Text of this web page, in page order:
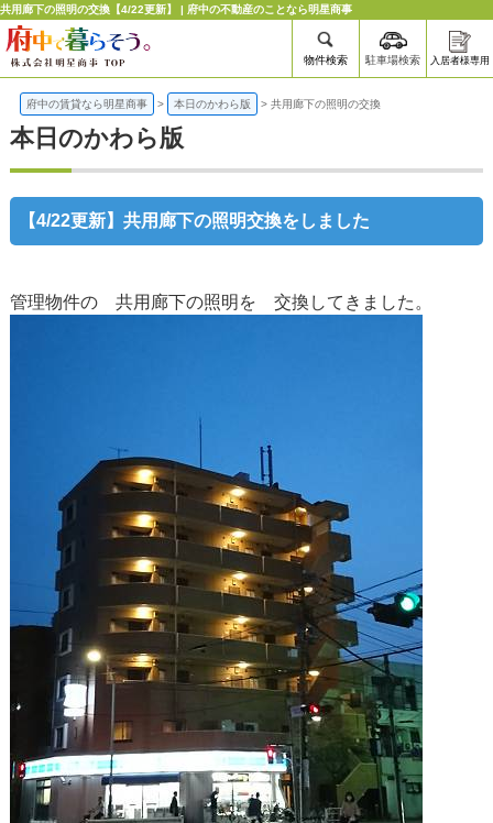
共用廊下の照明の交換【4/22更新】 | 府中の不動産のことなら明星商事
物件検索 駐車場検索 入居者様専用
府中の賃貸なら明星商事 > 本日のかわら版 > 共用廊下の照明の交換
本日のかわら版
【4/22更新】共用廊下の照明交換をしました
管理物件の 共用廊下の照明を 交換してきました。